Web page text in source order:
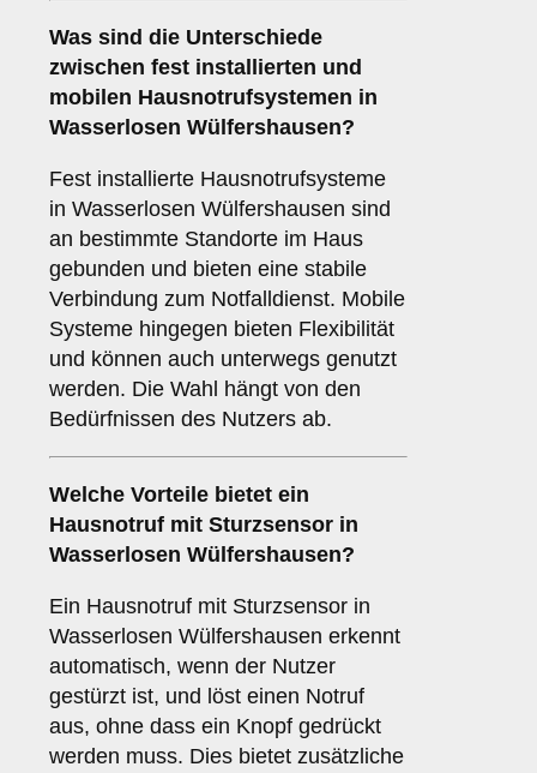
Was sind die Unterschiede
zwischen fest installierten und
mobilen Hausnotrufsystemen in
Wasserlosen Wülfershausen?
Fest installierte Hausnotrufsysteme
in Wasserlosen Wülfershausen sind
an bestimmte Standorte im Haus
gebunden und bieten eine stabile
Verbindung zum Notfalldienst. Mobile
Systeme hingegen bieten Flexibilität
und können auch unterwegs genutzt
werden. Die Wahl hängt von den
Bedürfnissen des Nutzers ab.
Welche Vorteile bietet ein
Hausnotruf mit Sturzsensor in
Wasserlosen Wülfershausen?
Ein Hausnotruf mit Sturzsensor in
Wasserlosen Wülfershausen erkennt
automatisch, wenn der Nutzer
gestürzt ist, und löst einen Notruf
aus, ohne dass ein Knopf gedrückt
werden muss. Dies bietet zusätzliche